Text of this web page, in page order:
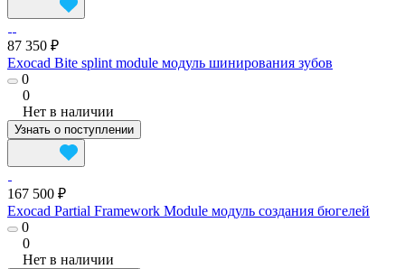
87 350 ₽
Exocad Bite splint module модуль шинирования зубов
0
0
Нет в наличии
Узнать о поступлении
167 500 ₽
Exocad Partial Framework Module модуль создания бюгелей
0
0
Нет в наличии